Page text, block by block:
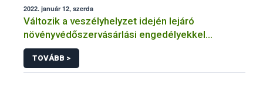
2022. január 12, szerda
Változik a veszélyhelyzet idején lejáró
növényvédőszervásárlási engedélyekkel
kapcsolatos szabályozás
TOVÁBB >